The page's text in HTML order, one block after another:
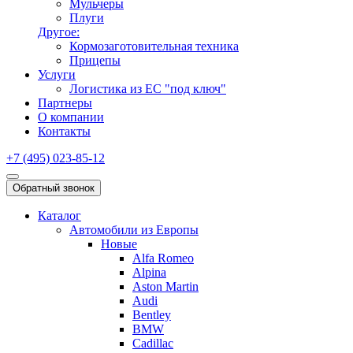
Мульчеры
Плуги
Другое:
Кормозаготовительная техника
Прицепы
Услуги
Логистика из ЕС "под ключ"
Партнеры
О компании
Контакты
+7 (495) 023-85-12
Обратный звонок
Каталог
Автомобили из Европы
Новые
Alfa Romeo
Alpina
Aston Martin
Audi
Bentley
BMW
Cadillac